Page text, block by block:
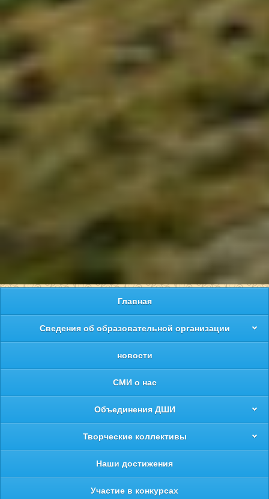
Главная
Сведения об образовательной организации
новости
СМИ о нас
Объединения ДШИ
Творческие коллективы
Наши достижения
Участие в конкурсах